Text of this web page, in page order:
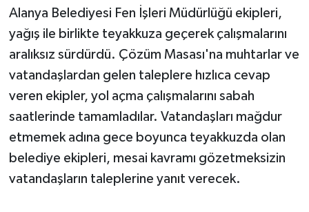
Alanya Belediyesi Fen İşleri Müdürlüğü ekipleri,
yağış ile birlikte teyakkuza geçerek çalışmalarını
aralıksız sürdürdü. Çözüm Masası'na muhtarlar ve
vatandaşlardan gelen taleplere hızlıca cevap
veren ekipler, yol açma çalışmalarını sabah
saatlerinde tamamladılar. Vatandaşları mağdur
etmemek adına gece boyunca teyakkuzda olan
belediye ekipleri, mesai kavramı gözetmeksizin
vatandaşların taleplerine yanıt verecek.